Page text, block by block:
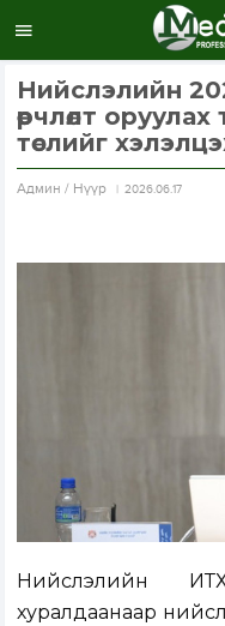
Нийслэлийн
өөрчлөлт
төслийг
Aдмин / Нүүр 2026.06.17
Нийслэлийн
хуралдаанаар